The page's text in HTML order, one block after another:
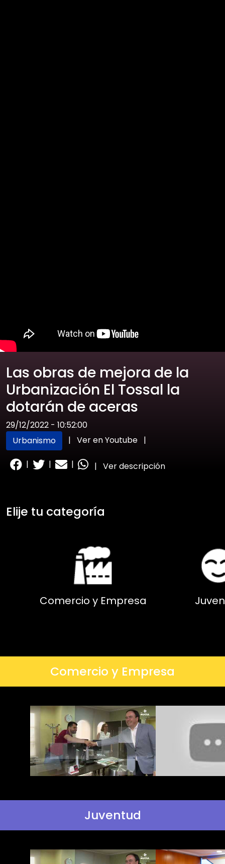
Las obras de mejora de la
Urbanización El Tossal la
dotarán de aceras
29/12/2022 - 10:52:00
Urbanismo
| Ver en Youtube |
| | | | Ver descripción
Elije tu categoría
Comercio y Empresa
Comercio y Empresa
Juventud